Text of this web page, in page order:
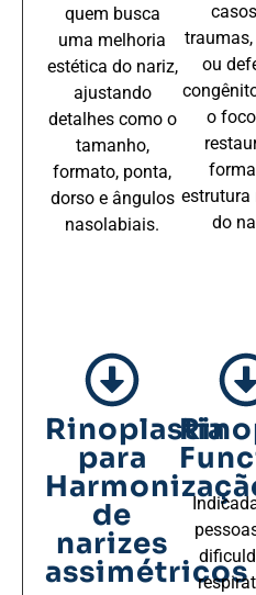
quem busca
uma melhoria
estética do nariz,
ajustando
detalhes como o
tamanho,
formato, ponta,
dorso e ângulos
nasolabiais.
ou
o
estrutura
do
Rinoplastia
para
de
narizes
assimétricos